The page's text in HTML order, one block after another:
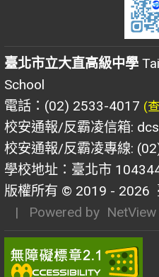
臺北市立大直高級中學
School
電話：(02) 2533-4017 (
校安通報/反霸凌信箱:
校安通報/反霸凌專線:
學校地址：臺北市
版權所有 © 2019 - 2026
| Powered by NetView